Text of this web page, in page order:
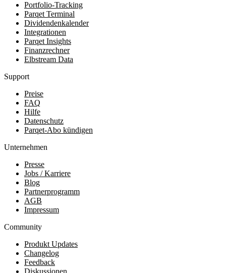
Portfolio-Tracking
Parqet Terminal
Dividendenkalender
Integrationen
Parqet Insights
Finanzrechner
Elbstream Data
Support
Preise
FAQ
Hilfe
Datenschutz
Parqet-Abo kündigen
Unternehmen
Presse
Jobs / Karriere
Blog
Partnerprogramm
AGB
Impressum
Community
Produkt Updates
Changelog
Feedback